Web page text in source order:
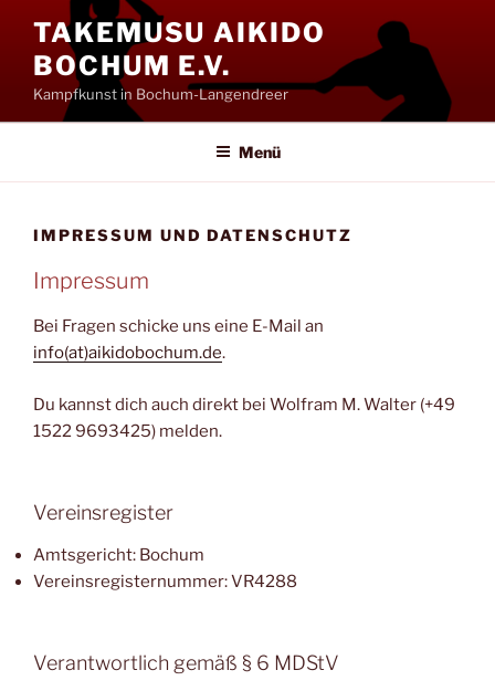
Inhalt
springen
TAKEMUSU AIKIDO
BOCHUM E.V.
Kampfkunst in Bochum-Langendreer
Menü
IMPRESSUM UND DATENSCHUTZ
Impressum
Bei Fragen schicke uns eine E-Mail an
info(at)aikidobochum.de.
Du kannst dich auch direkt bei Wolfram M. Walter (+49
1522 9693425) melden.
Vereinsregister
Amtsgericht: Bochum
Vereinsregisternummer: VR4288
Verantwortlich gemäß § 6 MDStV